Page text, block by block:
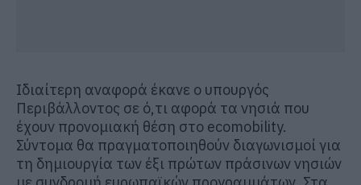
Ιδιαίτερη αναφορά έκανε ο υπουργός
Περιβάλλοντος σε ό,τι αφορά τα νησιά που
έχουν προνομιακή θέση στο ecomobility.
Σύντομα θα πραγματοποιηθούν διαγωνισμοί για
τη δημιουργία των έξι πρώτων πράσινων νησιών